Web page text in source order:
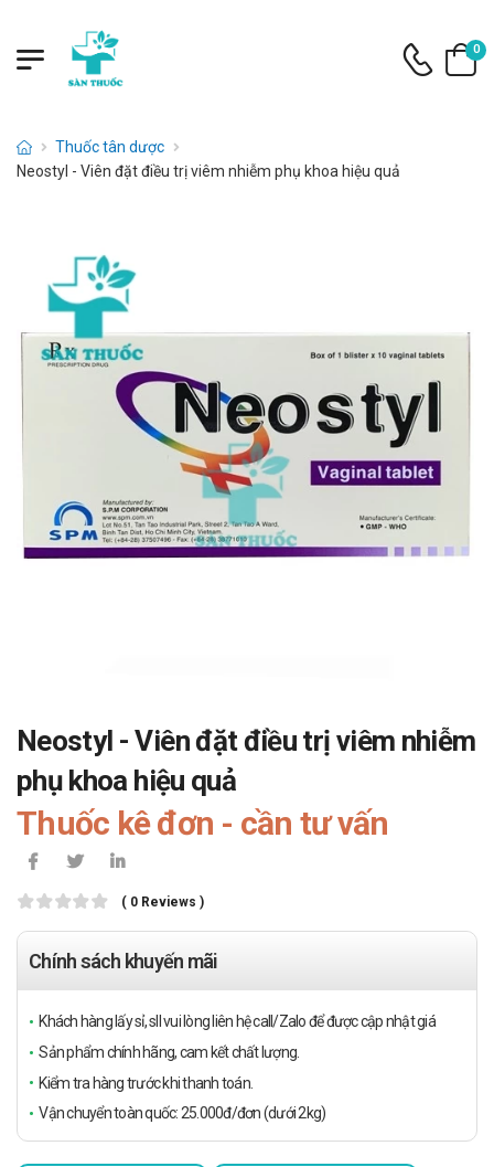
0
Thuốc tân dược
Neostyl - Viên đặt điều trị viêm nhiễm phụ khoa hiệu quả
Neostyl - Viên đặt điều trị viêm nhiễm
phụ khoa hiệu quả
Thuốc kê đơn - cần tư vấn
( 0 Reviews )
Chính sách khuyến mãi
Khách hàng lấy sỉ, sll vui lòng liên hệ call/Zalo để được cập nhật giá
Sản phẩm chính hãng, cam kết chất lượng.
Kiểm tra hàng trước khi thanh toán.
Vận chuyển toàn quốc: 25.000đ/đơn (dưới 2kg)